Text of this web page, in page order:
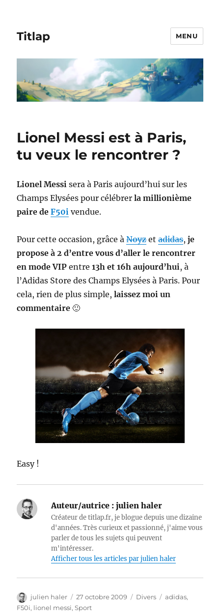
Titlap MENU
Lionel Messi est à Paris,
tu veux le rencontrer ?
Lionel Messi sera à Paris aujourd’hui sur les
Champs Elysées pour célébrer la millionième
paire deF50i vendue.
Pour cette occasion, grâce àNoyzetadidas, je
propose à 2 d’entre vous d’aller le rencontrer
en mode VIP entre13h et 16h aujourd’hui, à
l’Adidas Store des Champs Elysées à Paris. Pour
cela, rien de plus simple, laissez moi un
commentaire 🙂
Easy !
Auteur/autrice : julien haler
Créateur de titlap.fr, je blogue depuis une dizaine
d'années. Très curieux et passionné, j'aime vous
parler de tous les sujets qui peuvent
m'intéresser.
Afficher tous les articles par julien haler
Auteur
julien haler
Publié
le
27 octobre 2009 Catégories
Divers Étiquettes
adidas,
F50i, lionel messi,Sport